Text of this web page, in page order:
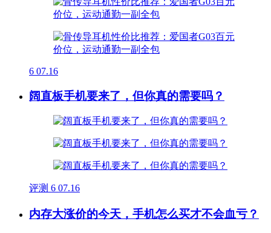
6 07.16
阔直板手机要来了，但你真的需要吗？
评测 6 07.16
内存大涨价的今天，手机怎么买才不会血亏？